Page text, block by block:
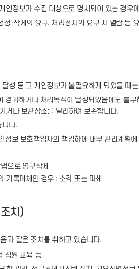
인정보가 수집 대상으로 명시되어 있는 경우
·삭제의 요구, 처리정지의 요구 시 열람 등
성 등 그 개인정보가 불필요하게 되었을 때
경과하거나 처리목적이 달성되었음에도 불
거나 보관장소를 달리하여 보존합니다.
니다.
정보 보호책임자의 책임하에 내부 관리계획
으로 영구삭제
기록매체인 경우 : 소각 또는 파쇄
치)
과 같은 조치를 취하고 있습니다.
직원 교육 등